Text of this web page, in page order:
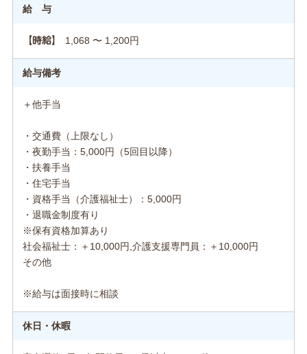
給 与
【時給】 1,068 〜 1,200円
給与備考
＋他手当
・交通費（上限なし）
・夜勤手当：5,000円（5回目以降）
・扶養手当
・住宅手当
・資格手当（介護福祉士）：5,000円
・退職金制度有り
※保有資格加算あり
社会福祉士：＋10,000円,介護支援専門員：＋10,000円
その他
※給与は面接時に相談
休日・休暇